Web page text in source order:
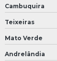
Cambuquira
Teixeiras
Mato Verde
Andrelândia